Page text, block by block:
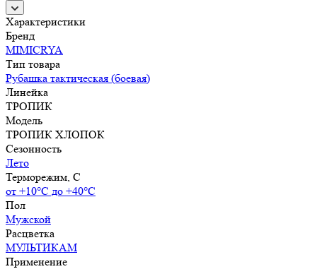
Характеристики
Бренд
MIMICRYA
Тип товара
Рубашка тактическая (боевая)
Линейка
ТРОПИК
Модель
ТРОПИК ХЛОПОК
Сезонность
Лето
Терморежим, C
от +10°С до +40°С
Пол
Мужской
Расцветка
МУЛЬТИКАМ
Применение